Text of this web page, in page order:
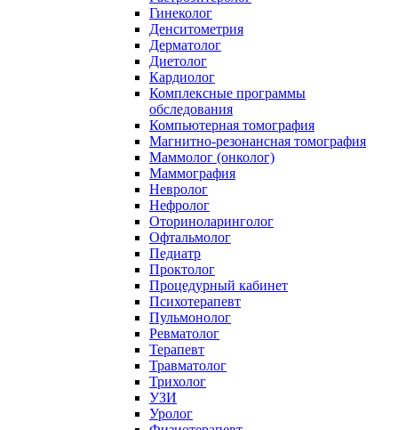
Гинеколог
Денситометрия
Дерматолог
Диетолог
Кардиолог
Комплексные программы
обследования
Компьютерная томография
Магнитно-резонансная томография
Маммолог (онколог)
Маммография
Невролог
Нефролог
Оториноларинголог
Офтальмолог
Педиатр
Проктолог
Процедурный кабинет
Психотерапевт
Пульмонолог
Ревматолог
Терапевт
Травматолог
Трихолог
УЗИ
Уролог